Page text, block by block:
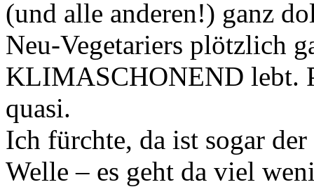
(und alle anderen!) ganz
Neu-Vegetariers plötzlich
KLIMASCHONEND lebt.
quasi.
Ich fürchte, da ist sogar
Welle – es geht da viel